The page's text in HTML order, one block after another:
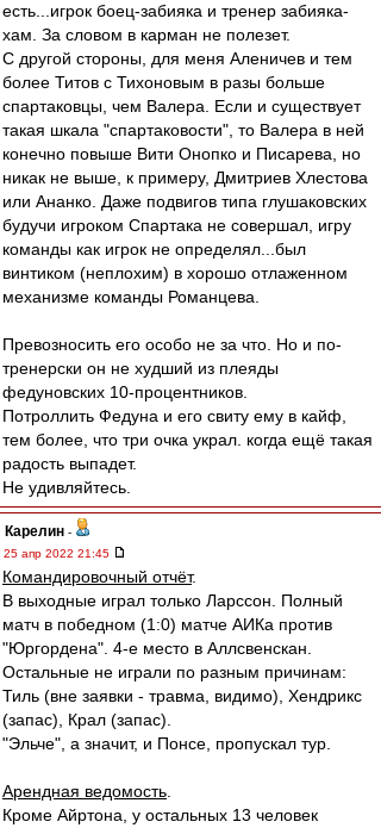
есть...игрок боец-забияка и тренер забияка-
хам. За словом в карман не полезет.
С другой стороны, для меня Аленичев и тем
более Титов с Тихоновым в разы больше
спартаковцы, чем Валера. Если и существует
такая шкала "спартаковости", то Валера в ней
конечно повыше Вити Онопко и Писарева, но
никак не выше, к примеру, Дмитриев Хлестова
или Ананко. Даже подвигов типа глушаковских
будучи игроком Спартака не совершал, игру
команды как игрок не определял...был
винтиком (неплохим) в хорошо отлаженном
механизме команды Романцева.
Превозносить его особо не за что. Но и по-
тренерски он не худший из плеяды
федуновских 10-процентников.
Потроллить Федуна и его свиту ему в кайф,
тем более, что три очка украл. когда ещё такая
радость выпадет.
Не удивляйтесь.
Карелин -
25 апр 2022 21:45
Командировочный отчёт.
В выходные играл только Ларссон. Полный
матч в победном (1:0) матче АИКа против
"Юргордена". 4-е место в Аллсвенскан.
Остальные не играли по разным причинам:
Тиль (вне заявки - травма, видимо), Хендрикс
(запас), Крал (запас).
"Эльче", а значит, и Понсе, пропускал тур.
Арендная ведомость
Кроме Айртона, у остальных 13 человек